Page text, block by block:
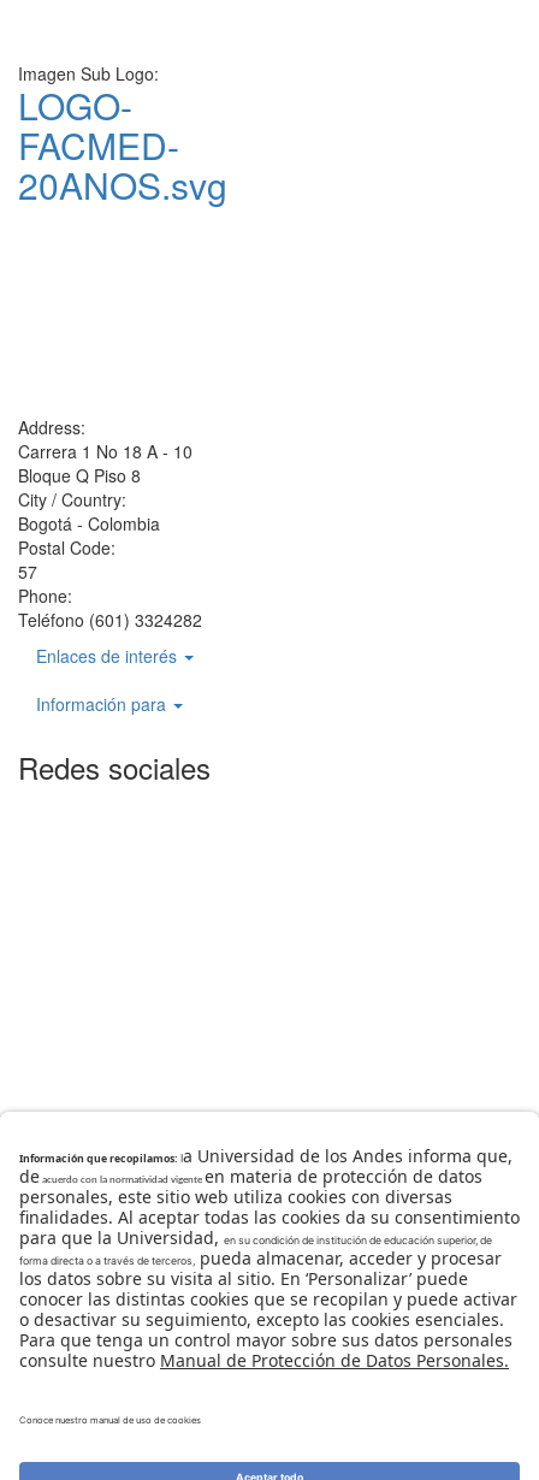
Imagen Sub Logo:
LOGO-
FACMED-
20ANOS.svg
Address:
Carrera 1 No 18 A - 10
Bloque Q Piso 8
City / Country:
Bogotá - Colombia
Postal Code:
57
Phone:
Teléfono (601) 3324282
Enlaces de interés
Información para
Redes sociales
de mayo de 1964.